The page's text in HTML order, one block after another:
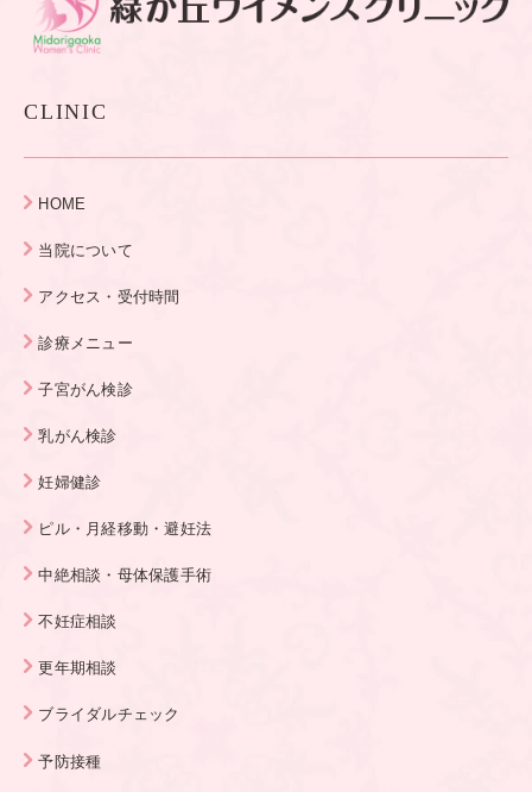
CLINIC
HOME
当院について
アクセス・受付時間
診療メニュー
子宮がん検診
乳がん検診
妊婦健診
ピル・月経移動・避妊法
中絶相談・母体保護手術
不妊症相談
更年期相談
ブライダルチェック
予防接種